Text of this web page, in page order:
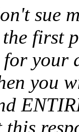
sue
first
your
you
this